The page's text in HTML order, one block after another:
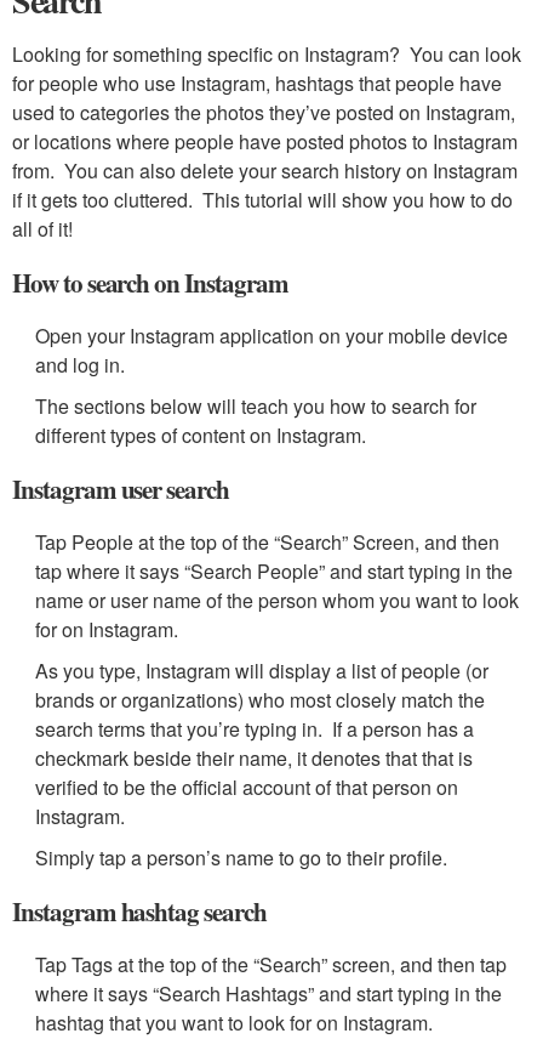
Looking for something specific on Instagram? You can look
for people who use Instagram, hashtags that people have
used to categories the photos they’ve posted on Instagram,
or locations where people have posted photos to Instagram
from. You can also delete your search history on Instagram
if it gets too cluttered. This tutorial will show you how to do
all of it!
How to search on Instagram
Open your Instagram application on your mobile device
and log in.
The sections below will teach you how to search for
different types of content on Instagram.
Instagram user search
Tap People at the top of the “Search” Screen, and then
tap where it says “Search People” and start typing in the
name or user name of the person whom you want to look
for on Instagram.
As you type, Instagram will display a list of people (or
brands or organizations) who most closely match the
search terms that you’re typing in. If a person has a
checkmark beside their name, it denotes that that is
verified to be the official account of that person on
Instagram.
Simply tap a person’s name to go to their profile.
Instagram hashtag search
Tap Tags at the top of the “Search” screen, and then tap
where it says “Search Hashtags” and start typing in the
hashtag that you want to look for on Instagram.